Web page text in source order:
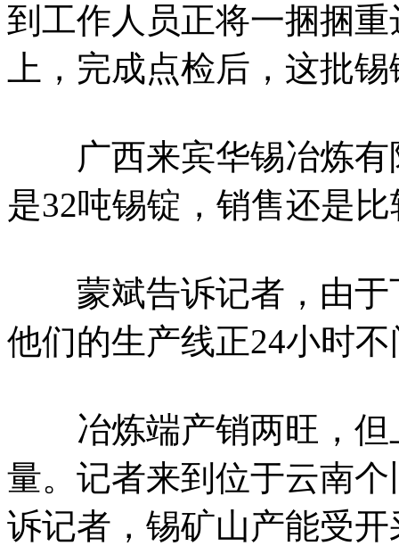
到工作人员正将一捆捆
上，完成点检后，这批
广西来宾华锡冶炼有
是32吨锡锭，销售还是
蒙斌告诉记者，由于
他们的生产线正24小时
冶炼端产销两旺，但
量。记者来到位于云南
诉记者，锡矿山产能受